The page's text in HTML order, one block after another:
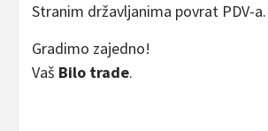
Stranim državljanima povrat PDV-a.
Gradimo zajedno!
Vaš Bilo trade.